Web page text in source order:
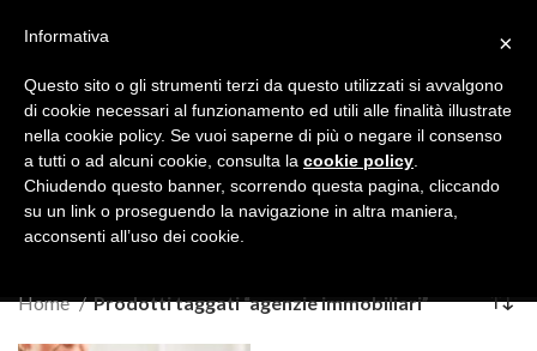
MENU
agenzie immobiliari
Home Prodotti taggati “agenzie immobiliari”
×
Informativa
Questo sito o gli strumenti terzi da questo utilizzati si avvalgono
di cookie necessari al funzionamento ed utili alle finalità illustrate
nella cookie policy. Se vuoi saperne di più o negare il consenso
a tutti o ad alcuni cookie, consulta la cookie policy
Chiudendo questo banner, scorrendo questa pagina, cliccando
su un link o proseguendo la navigazione in altra maniera,
acconsenti all’uso dei cookie.